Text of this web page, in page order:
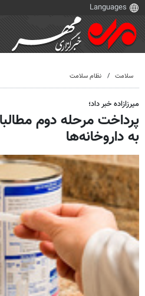
سلامت نظام سلامت
میرزازاده خبر داد؛
پرداخت مرحله دوم
به داروخانه‌ها